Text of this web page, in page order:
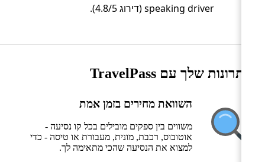
speaking driver (דירוג 4.8/5).
היתרונות שלך עם TravelPass
השוואת מחירים בזמן אמת
משווים בין ספקים מובילים בכל קו נסיעה -
אוטובוס, רכבת, מונית, מעבורת או טיסה - כדי
למצוא את הנסיעה שהכי מתאימה לך.